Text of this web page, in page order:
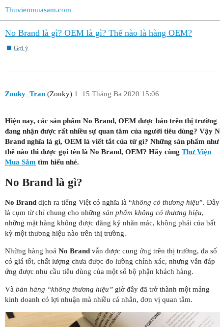
Thuvienmuasam.com
No Brand là gì? OEM là gì? Thế nào là hàng OEM?
Gợi ý
Zouky_Tran (Zouky) 15 Tháng Ba 2020 15:06
1
Hiện nay, các sản phẩm No Brand, OEM được bán trên thị trường
đang nhận được rất nhiều sự quan tâm của người tiêu dùng? Vậy
Brand nghĩa là gì, OEM là viết tắt của từ gì? Những sản phẩm như
thế nào thì được gọi tên là No Brand, OEM? Hãy cùng Thư Viện
Mua Sắm tìm hiểu nhé.
No Brand là gì?
No Brand dịch ra tiếng Việt có nghĩa là “không có thương hiệu”. Đây
là cụm từ chỉ chung cho những sản phẩm không có thương hiệu,
những mặt hàng không được đăng ký nhãn mác, không phải của bất
kỳ một thương hiệu nào trên thị trường.
Những hàng hoá No Brand vẫn được cung ứng trên thị trường, đa số
có giá tốt, chất lượng chưa được đo lường chính xác, nhưng vẫn đáp
ứng được nhu cầu tiêu dùng của một số bộ phận khách hàng.
Và bán hàng “không thương hiệu” giờ đây đã trở thành một mảng
kinh doanh có lợi nhuận mà nhiều cá nhân, đơn vị quan tâm.